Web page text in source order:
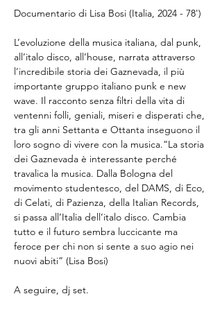
Documentario di Lisa Bosi (Italia, 2024 - 78')
L’evoluzione della musica italiana, dal punk,
all’italo disco, all’house, narrata attraverso
l’incredibile storia dei Gaznevada, il più
importante gruppo italiano punk e new
wave. Il racconto senza filtri della vita di
ventenni folli, geniali, miseri e disperati che,
tra gli anni Settanta e Ottanta inseguono il
loro sogno di vivere con la musica.“La storia
dei Gaznevada è interessante perché
travalica la musica. Dalla Bologna del
movimento studentesco, del DAMS, di Eco,
di Celati, di Pazienza, della Italian Records,
si passa all’Italia dell’italo disco. Cambia
tutto e il futuro sembra luccicante ma
feroce per chi non si sente a suo agio nei
nuovi abiti” (Lisa Bosi)
A seguire, dj set.